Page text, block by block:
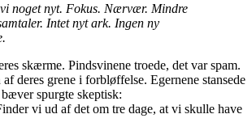
noget nyt. Fokus. Nærvær. Mindre
Intet nyt ark. Ingen ny
skærme. Pindsvinene troede, det var spam.
deres grene i forbløffelse. Egernene stansede
spurgte skeptisk:
vi ud af det om tre dage, at vi skulle have